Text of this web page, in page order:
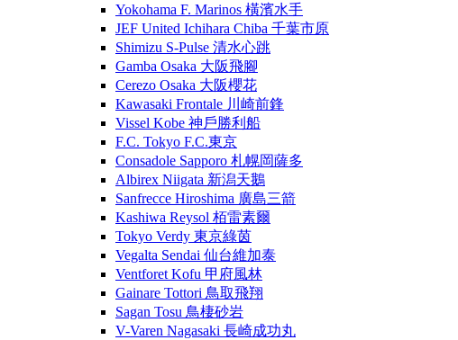
Yokohama F. Marinos 橫濱水手
JEF United Ichihara Chiba 千葉市原
Shimizu S-Pulse 清水心跳
Gamba Osaka 大阪飛腳
Cerezo Osaka 大阪櫻花
Kawasaki Frontale 川崎前鋒
Vissel Kobe 神戶勝利船
F.C. Tokyo F.C.東京
Consadole Sapporo 札幌岡薩多
Albirex Niigata 新潟天鵝
Sanfrecce Hiroshima 廣島三箭
Kashiwa Reysol 栢雷素爾
Tokyo Verdy 東京綠茵
Vegalta Sendai 仙台維加泰
Ventforet Kofu 甲府風林
Gainare Tottori 鳥取飛翔
Sagan Tosu 鳥棲砂岩
V-Varen Nagasaki 長崎成功丸